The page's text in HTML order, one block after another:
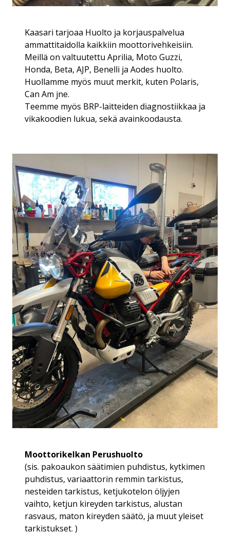
Kaasari tarjoaa Huolto ja korjauspalvelua
ammattitaidolla kaikkiin moottorivehkeisiin.
Meillä on valtuutettu Aprilia, Moto Guzzi,
Honda, Beta, AJP, Benelli ja Aodes huolto.
Huollamme myös muut merkit, kuten Polaris,
Can Am jne.
Teemme myös BRP-laitteiden diagnostiikkaa ja
vikakoodien lukua, sekä avainkoodausta.
Moottorikelkan Perushuolto
(sis. pakoaukon säätimien puhdistus, kytkimen
puhdistus, variaattorin remmin tarkistus,
nesteiden tarkistus, ketjukotelon öljyjen
vaihto, ketjun kireyden tarkistus, alustan
rasvaus, maton kireyden säätö, ja muut yleiset
tarkistukset. )